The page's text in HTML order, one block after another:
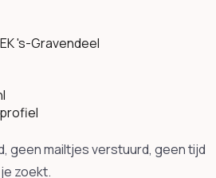
's-Gravendeel
geen mailtjes verstuurd, geen tijd
zoekt.